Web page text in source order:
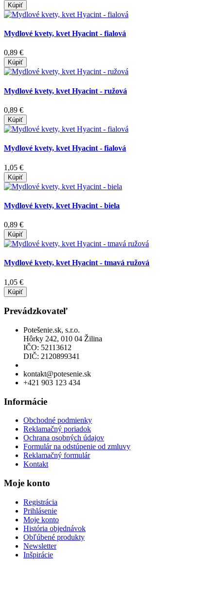
Kúpiť
Mydlové kvety, kvet Hyacint - fialová
0,89 €
Kúpiť
Mydlové kvety, kvet Hyacint - ružová
0,89 €
Kúpiť
Mydlové kvety, kvet Hyacint - fialová
1,05 €
Kúpiť
Mydlové kvety, kvet Hyacint - biela
0,89 €
Kúpiť
Mydlové kvety, kvet Hyacint - tmavá ružová
1,05 €
Kúpiť
Prevádzkovateľ
Potešenie.sk, s.r.o.
Hôrky 242, 010 04 Žilina
IČO: 52113612
DIČ: 2120899341
kontakt@potesenie.sk
+421 903 123 434
Informácie
Obchodné podmienky
Reklamačný poriadok
Ochrana osobných údajov
Formulár na odstúpenie od zmluvy
Reklamačný formulár
Kontakt
Moje konto
Registrácia
Prihlásenie
Moje konto
História objednávok
Obľúbené produkty
Newsletter
Inšpirácie